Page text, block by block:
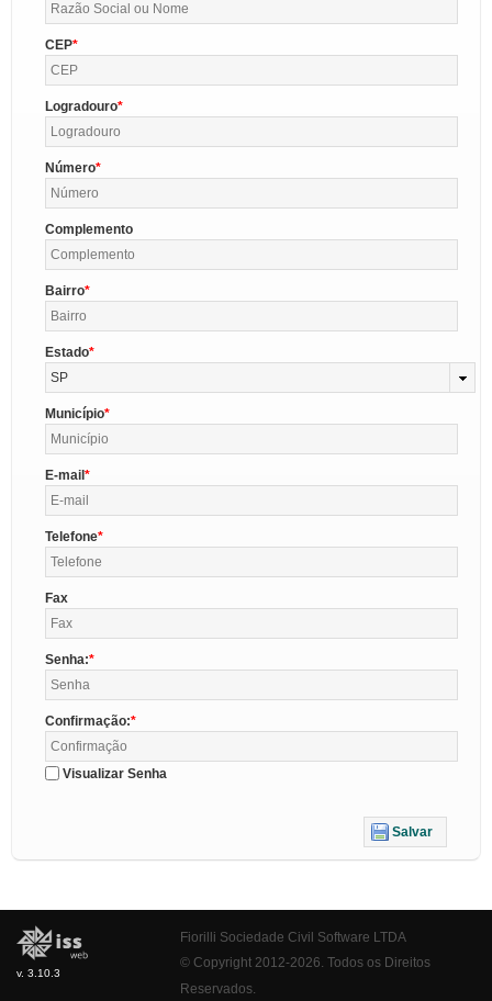
CEP
Logradouro
Número
Complemento
Bairro
Estado
SP
Município
E-mail
Telefone
Fax
Senha:
Confirmação:
Visualizar Senha
Salvar
v. 3.10.3
Fiorilli Sociedade Civil Software LTDA
© Copyright 2012-2026. Todos os Direitos
Reservados.